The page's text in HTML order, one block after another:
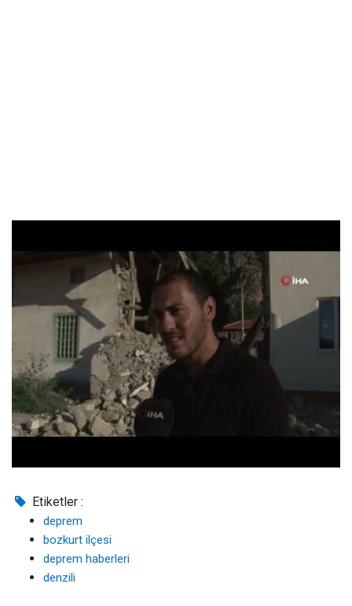
Etiketler :
deprem
bozkurt ilçesi
deprem haberleri
denzili